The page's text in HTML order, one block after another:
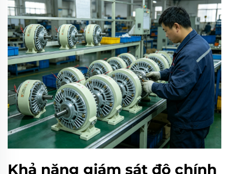
Khả năng giám sát độ chính